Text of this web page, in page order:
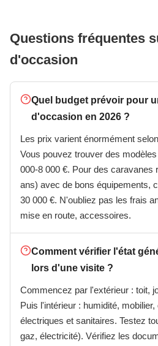
Questions fréquentes
d'occasion
Quel budget prévoir pour
d'occasion en 2026 ?
Les prix varient énormément
Vous pouvez trouver des
000-8 000 €. Pour des caravanes
ans) avec de bons équipements,
30 000 €. N'oubliez pas les frais
mise en route, accessoires.
Comment vérifier l'état
lors d'une visite ?
Commencez par l'extérieur : toit,
Puis l'intérieur : humidité, mobilier,
électriques et sanitaires. Testez
gaz, électricité). Vérifiez les